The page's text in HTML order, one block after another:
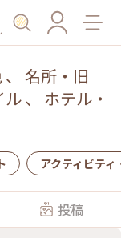
、 名所・旧
ル、 ホテル・
アクティビティ
投稿